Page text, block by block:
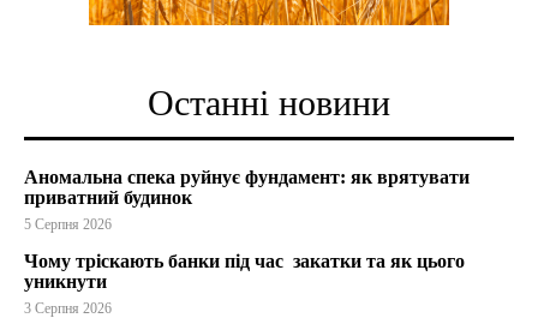
Останні новини
Аномальна спека руйнує фундамент: як врятувати
приватний будинок
5 Серпня 2026
Чому тріскають банки під час закатки та як цього
уникнути
3 Серпня 2026